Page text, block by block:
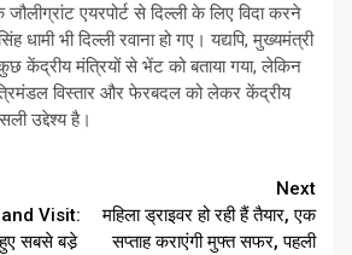
एयरपोर्ट से दिल्ली के लिए विदा करने
धामी भी दिल्ली रवाना हो गए। यद्यपि, मुख्यमंत्री
केंद्रीय मंत्रियों से भेंट को बताया गया, लेकिन
विस्तार और फेरबदल को लेकर केंद्रीय
उद्देश्य है।
Visit:
हुए सबसे बडे़
Next
महिला ड्राइवर हो रही हैं तैयार, एक
सप्ताह कराएंगी मुफ्त सफर, पहली